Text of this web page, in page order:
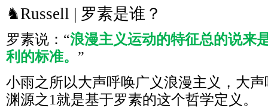
♞Russell | 罗素是谁？
罗素说：“浪漫主义运动的特征总的说来
利的标准。 ”
小雨之所以大声呼唤广义浪漫主义，大
渊源之1就是基于罗素的这个哲学定义。